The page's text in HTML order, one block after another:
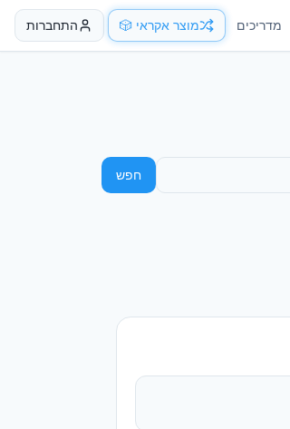
מדריכים מוצר אקראי 🎲 התחברות
חפש